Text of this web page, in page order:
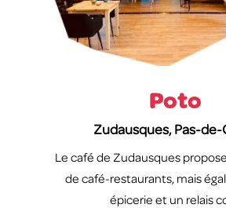
Poto
Le café de Zudausques
de café-restaurants, mais
épicerie et un relais
Zudausques, Pas-de-